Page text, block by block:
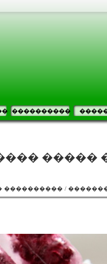
����������
�����
���������� /